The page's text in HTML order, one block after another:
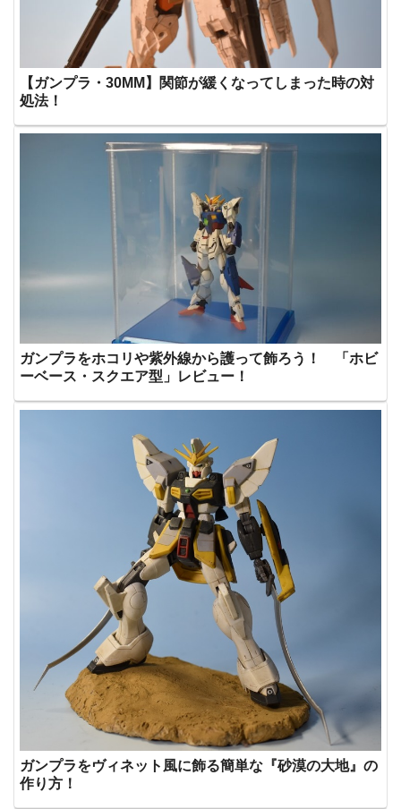
【ガンプラ・30MM】関節が緩くなってしまった時の対
処法！
ガンプラをホコリや紫外線から護って飾ろう！ 「ホビ
ーベース・スクエア型」レビュー！
ガンプラをヴィネット風に飾る簡単な『砂漠の大地』の
作り方！